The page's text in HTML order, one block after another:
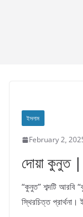
ইসলাম
February 2,
দোয়া
“কুনুত” শব্দটি আরবি
স্থিরচিত্ত